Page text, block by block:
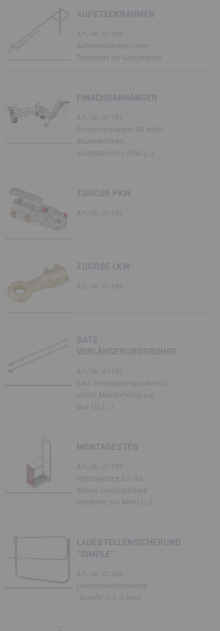
AUFSTECKRAHMEN
Art.-Nr. 01169
Aufsteckrahmen (zum
Transport für Gerüstteile)
EINACHSANHÄNGER
Art.-Nr. 01181
Einachsanhänger 80 km/h
(feuerverzinkt),
automatisches Abla [...]
ZUGÖSE PKW
Art.-Nr. 01182
ZUGÖSE LKW
Art.-Nr. 01183
SATZ
VERLÄNGERUNGSROHRE
Art.-Nr. 01191
Satz Verlängerungsrohre (2
m) für Mastbefestigung
(zur Üb [...]
MONTAGESTEG
Art.-Nr. 01197
Montagesteg für die
Bühne (ausklappbare
Plattform zur Mont [...]
LADESTELLENSICHERUNG
"SIMPLE"
Art.-Nr. 01206
Ladestellensicherung
„Simple“ 1,4 m breit